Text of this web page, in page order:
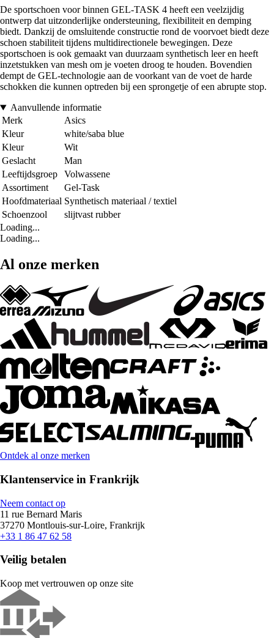
De sportschoen voor binnen GEL-TASK 4 heeft een veelzijdig
ontwerp dat uitzonderlijke ondersteuning, flexibiliteit en demping
biedt. Dankzij de omsluitende constructie rond de voorvoet biedt deze
schoen stabiliteit tijdens multidirectionele bewegingen. Deze
sportschoen is ook gemaakt van duurzaam synthetisch leer en heeft
inzetstukken van mesh om je voeten droog te houden. Bovendien
dempt de GEL-technologie aan de voorkant van de voet de harde
schokken die kunnen optreden bij een sprongetje of een abrupte stop.
Aanvullende informatie
Merk
Asics
Kleur
white/saba blue
Kleur
Wit
Geslacht
Man
Leeftijdsgroep
Volwassene
Assortiment
Gel-Task
Hoofdmateriaal Synthetisch materiaal / textiel
Schoenzool
slijtvast rubber
Loading...
Loading...
Al onze merken
Ontdek al onze merken
Klantenservice in Frankrijk
Neem contact op
11 rue Bernard Maris
37270 Montlouis-sur-Loire, Frankrijk
+33 1 86 47 62 58
Veilig betalen
Koop met vertrouwen op onze site